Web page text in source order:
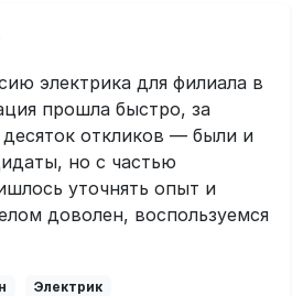
электрика для филиала в
прошла быстро, за
откликов — были и
но с частью
уточнять опыт и
доволен, воспользуемся
Электрик